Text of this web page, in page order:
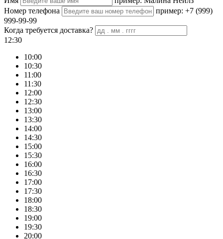
Номер телефона
пример: +7 (999)
999-99-99
Когда требуется доставка?
12:30
10:00
10:30
11:00
11:30
12:00
12:30
13:00
13:30
14:00
14:30
15:00
15:30
16:00
16:30
17:00
17:30
18:00
18:30
19:00
19:30
20:00